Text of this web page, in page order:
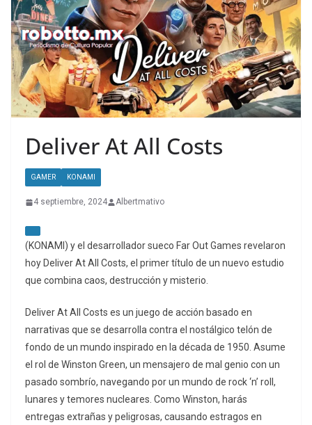
Deliver At All Costs
GAMER KONAMI
4 septiembre, 2024 Albertmativo
(KONAMI) y el desarrollador sueco Far Out Games revelaron
hoy Deliver At All Costs, el primer título de un nuevo estudio
que combina caos, destrucción y misterio.
Deliver At All Costs es un juego de acción basado en
narrativas que se desarrolla contra el nostálgico telón de
fondo de un mundo inspirado en la década de 1950. Asume
el rol de Winston Green, un mensajero de mal genio con un
pasado sombrío, navegando por un mundo de rock ‘n’ roll,
lunares y temores nucleares. Como Winston, harás
entregas extrañas y peligrosas, causando estragos en